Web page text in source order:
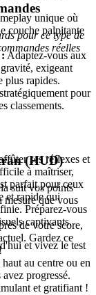
unique où
couche palpitante
:Adaptez-vous aux
exigeant
plus rapides.
pour
classements.
ses réflexes et
à maîtriser,
parfait pour ceux
et rapide qui
Préparez-vous
captivants.
et vivez le test
pour ce type de
réelles
(HUD)
suit vos points
mesure que vous
de votre score,
Gardez ce
au centre ou en
progressé.
et gratifiant !